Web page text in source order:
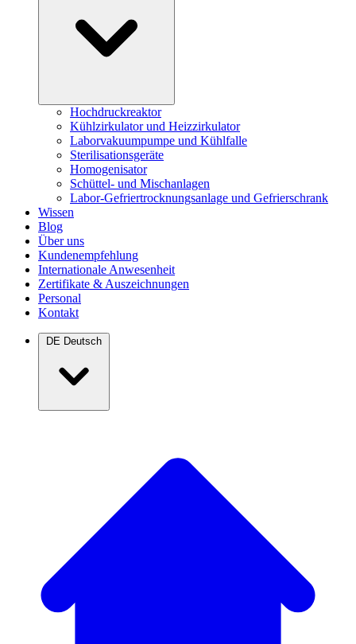
Hochdruckreaktor
Kühlzirkulator und Heizzirkulator
Laborvakuumpumpe und Kühlfalle
Sterilisationsgeräte
Homogenisator
Schüttel- und Mischanlagen
Labor-Gefriertrocknungsanlage und Gefrierschrank
Wissen
Blog
Über uns
Kundenempfehlung
Internationale Anwesenheit
Zertifikate & Auszeichnungen
Personal
Kontakt
DE Deutsch